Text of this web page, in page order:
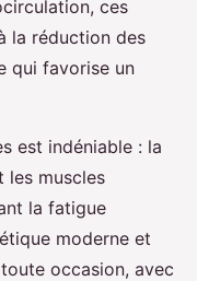
ces
la réduction des
qui favorise un
est indéniable : la
les muscles
la fatigue
moderne et
occasion, avec